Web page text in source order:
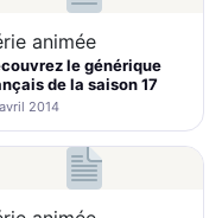
animée
le générique
de la saison 17
2014